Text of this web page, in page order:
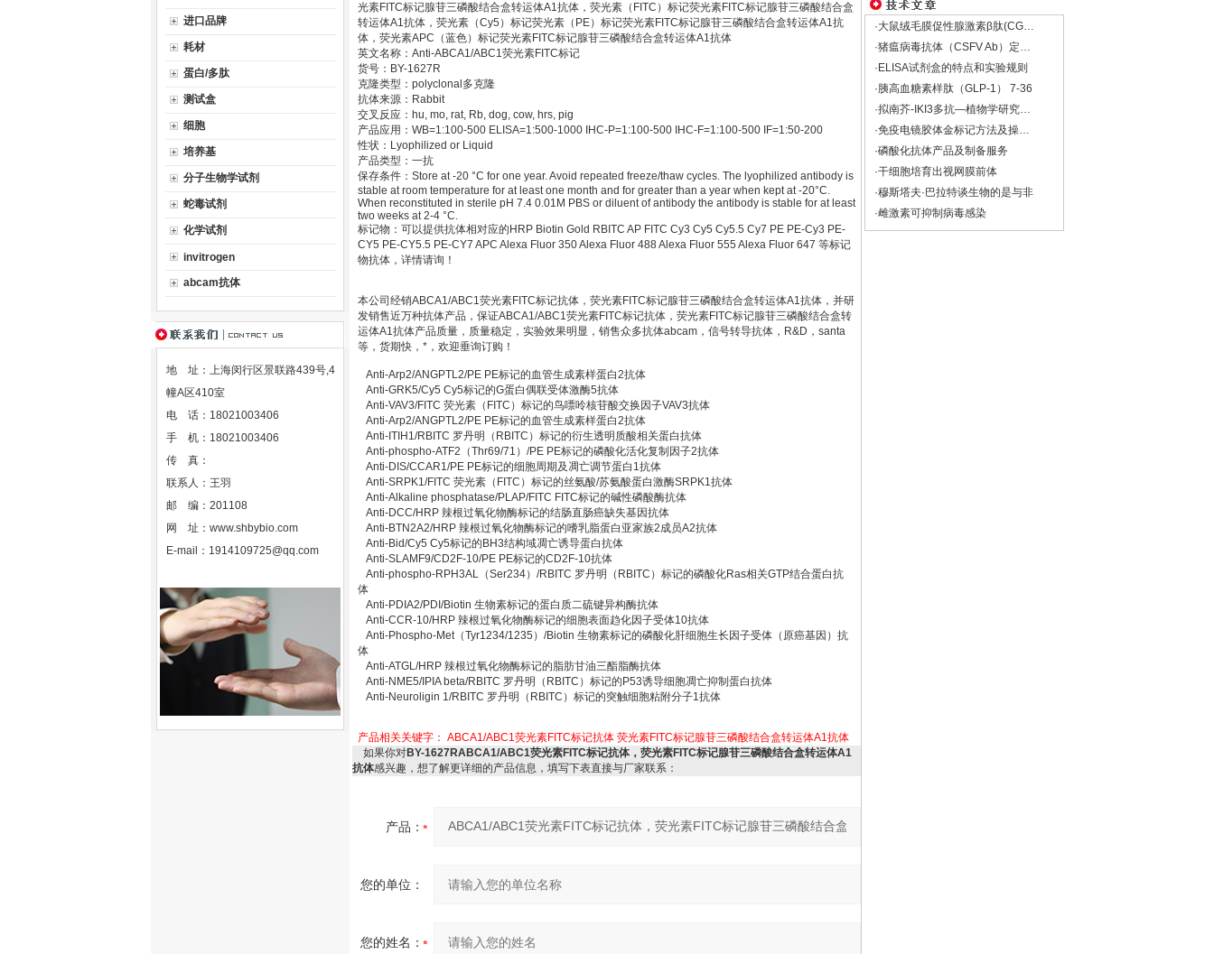
进口品牌
耗材
蛋白/多肽
测试盒
细胞
培养基
分子生物学试剂
蛇毒试剂
化学试剂
invitrogen
abcam抗体
地 址：上海闵行区景联路439号,4
幢A区410室
电 话：18021003406
手 机：18021003406
传 真：
联系人：王羽
邮 编：201108
网 址： www.shbybio.com
E-mail： 1914109725@qq.com
光素FITC标记腺苷三磷酸结合盒转运体A1抗体，荧光素（FITC）标记荧光素FITC标记腺苷三磷酸结合盒
转运体A1抗体，荧光素（Cy5）标记荧光素（PE）标记荧光素FITC标记腺苷三磷酸结合盒转运体A1抗
体，荧光素APC（蓝色）标记荧光素FITC标记腺苷三磷酸结合盒转运体A1抗体
英文名称：Anti-ABCA1/ABC1荧光素FITC标记
货号：BY-1627R
克隆类型：polyclonal多克隆
抗体来源：Rabbit
交叉反应：hu, mo, rat, Rb, dog, cow, hrs, pig
产品应用：WB=1:100-500 ELISA=1:500-1000 IHC-P=1:100-500 IHC-F=1:100-500 IF=1:50-200
性状：Lyophilized or Liquid
产品类型：一抗
保存条件：Store at -20 °C for one year. Avoid repeated freeze/thaw cycles. The lyophilized antibody is
stable at room temperature for at least one month and for greater than a year when kept at -20°C.
When reconstituted in sterile pH 7.4 0.01M PBS or diluent of antibody the antibody is stable for at least
two weeks at 2-4 °C.
标记物：可以提供抗体相对应的HRP Biotin Gold RBITC AP FITC Cy3 Cy5 Cy5.5 Cy7 PE PE-Cy3 PE-
CY5 PE-CY5.5 PE-CY7 APC Alexa Fluor 350 Alexa Fluor 488 Alexa Fluor 555 Alexa Fluor 647 等标记
物抗体，详情请询！
本公司经销ABCA1/ABC1荧光素FITC标记抗体，荧光素FITC标记腺苷三磷酸结合盒转运体A1抗体，并研
发销售近万种抗体产品，保证ABCA1/ABC1荧光素FITC标记抗体，荧光素FITC标记腺苷三磷酸结合盒转
运体A1抗体产品质量，质量稳定，实验效果明显，销售众多抗体abcam，信号转导抗体，R&D，santa
等，货期快，*，欢迎垂询订购！
Anti-Arp2/ANGPTL2/PE PE标记的血管生成素样蛋白2抗体
Anti-GRK5/Cy5 Cy5标记的G蛋白偶联受体激酶5抗体
Anti-VAV3/FITC 荧光素（FITC）标记的鸟嘌呤核苷酸交换因子VAV3抗体
Anti-Arp2/ANGPTL2/PE PE标记的血管生成素样蛋白2抗体
Anti-ITIH1/RBITC 罗丹明（RBITC）标记的衍生透明质酸相关蛋白抗体
Anti-phospho-ATF2（Thr69/71）/PE PE标记的磷酸化活化复制因子2抗体
Anti-DIS/CCAR1/PE PE标记的细胞周期及凋亡调节蛋白1抗体
Anti-SRPK1/FITC 荧光素（FITC）标记的丝氨酸/苏氨酸蛋白激酶SRPK1抗体
Anti-Alkaline phosphatase/PLAP/FITC FITC标记的碱性磷酸酶抗体
Anti-DCC/HRP 辣根过氧化物酶标记的结肠直肠癌缺失基因抗体
Anti-BTN2A2/HRP 辣根过氧化物酶标记的嗜乳脂蛋白亚家族2成员A2抗体
Anti-Bid/Cy5 Cy5标记的BH3结构域凋亡诱导蛋白抗体
Anti-SLAMF9/CD2F-10/PE PE标记的CD2F-10抗体
Anti-phospho-RPH3AL（Ser234）/RBITC 罗丹明（RBITC）标记的磷酸化Ras相关GTP结合蛋白抗
体
Anti-PDIA2/PDI/Biotin 生物素标记的蛋白质二硫键异构酶抗体
Anti-CCR-10/HRP 辣根过氧化物酶标记的细胞表面趋化因子受体10抗体
Anti-Phospho-Met（Tyr1234/1235）/Biotin 生物素标记的磷酸化肝细胞生长因子受体（原癌基因）抗
体
Anti-ATGL/HRP 辣根过氧化物酶标记的脂肪甘油三酯脂酶抗体
Anti-NME5/IPIA beta/RBITC 罗丹明（RBITC）标记的P53诱导细胞凋亡抑制蛋白抗体
Anti-Neuroligin 1/RBITC 罗丹明（RBITC）标记的突触细胞粘附分子1抗体
产品相关关键字： ABCA1/ABC1荧光素FITC标记抗体 荧光素FITC标记腺苷三磷酸结合盒转运体A1抗体
如果你对BY-1627RABCA1/ABC1荧光素FITC标记抗体，荧光素FITC标记腺苷三磷酸结合盒转运体A1
抗体感兴趣，想了解更详细的产品信息，填写下表直接与厂家联系：
产品：
您的单位：
您的姓名：
·大鼠绒毛膜促性腺激素β肽(CGβ)Elisa试剂盒
·猪瘟病毒抗体（CSFV Ab）定量检测试剂盒
·ELISA试剂盒的特点和实验规则
·胰高血糖素样肽（GLP-1） 7-36
·拟南芥-IKI3多抗―植物学研究的重要工具
·免疫电镜胶体金标记方法及操做（仅供参考）
·磷酸化抗体产品及制备服务
·干细胞培育出视网膜前体
·穆斯塔夫·巴拉特谈生物的是与非
·雌激素可抑制病毒感染